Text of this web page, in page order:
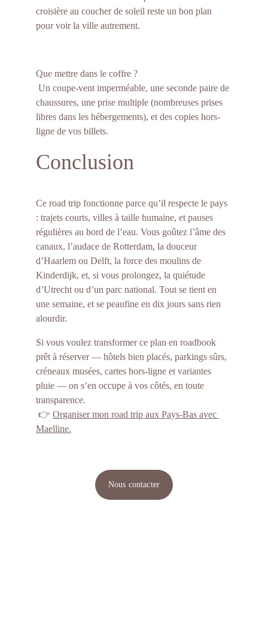
Nous contacter
croisière au coucher de soleil reste un bon plan
pour voir la ville autrement.
Que mettre dans le coffre ?
chaussures, une prise multiple (nombreuses prises
libres dans les hébergements), et des copies hors-
ligne de vos billets.
Conclusion
Ce road trip fonctionne parce qu’il respecte le pays
: trajets courts, villes à taille humaine, et pauses
régulières au bord de l’eau. Vous goûtez l’âme des
canaux, l’audace de Rotterdam, la douceur
d’Haarlem ou Delft, la force des moulins de
Kinderdijk, et, si vous prolongez, la quiétude
d’Utrecht ou d’un parc national. Tout se tient en
une semaine, et se peaufine en dix jours sans rien
alourdir.
Si vous voulez transformer ce plan en roadbook
prêt à réserver — hôtels bien placés, parkings sûrs,
créneaux musées, cartes hors-ligne et variantes
pluie — on s’en occupe à vos côtés, en toute
transparence.
👉 Organiser mon road trip aux Pays-Bas avec
Maelline.